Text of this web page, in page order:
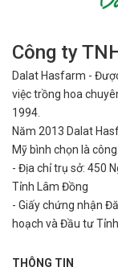
Công ty
Dalat Hasfarm -
việctrồng hoa
1994.
Năm 2013 Dalat
Mỹ bình chọn là
- Địa chỉ trụ sở: 450
Tỉnh Lâm Đồng
- Giấy chứng nhận
hoạch và Đầu tư
THÔNG TIN